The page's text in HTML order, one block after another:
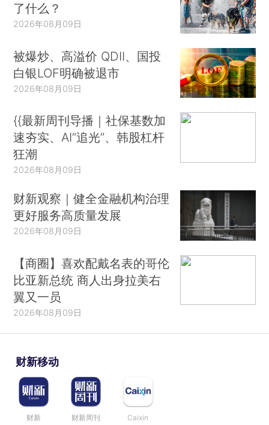
了什么？
2026年08月09日
被爆炒、高溢价 QDII、国投
白银LOF明确被退市
2026年08月09日
{{最新周刊导播｜社保基数加
速夯实、AI“追光”、韩股杠杆
狂潮
2026年08月09日
财新观察｜健全金融机构治理
更好服务高质量发展
2026年08月09日
【商圈】喜欢配戴名表的哥伦
比亚新总统 商人出身拉美右
翼又一员
2026年08月09日
财新移动
财新 财新周刊 Caixin